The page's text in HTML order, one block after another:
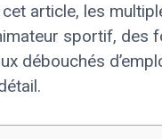
cet article, les
sportif, des
débouchés